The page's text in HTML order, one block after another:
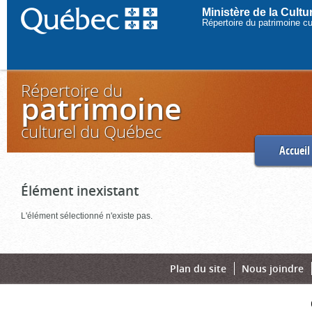
Ministère de la
Répertoire du patrimoine
Répertoire du
patrimoine
culturel du Québec
Accueil
Élément inexistant
L'élément sélectionné n'existe pas.
Plan du site Nous joindre